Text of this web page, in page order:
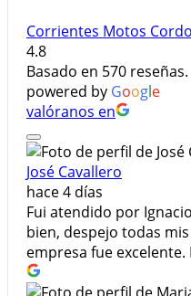
Corrientes Motos
4.8
Basado en 570 reseñas.
powered by Google
valóranos en
José Cavallero
hace 4 días
Fui atendido por
bien, despejo todas
empresa fue